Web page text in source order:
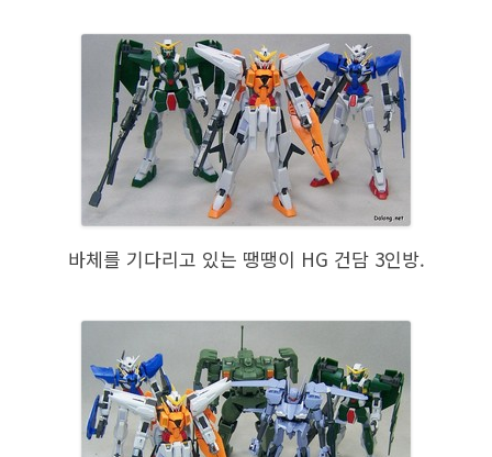
바체를 기다리고 있는 땡땡이 HG 건담 3인방.